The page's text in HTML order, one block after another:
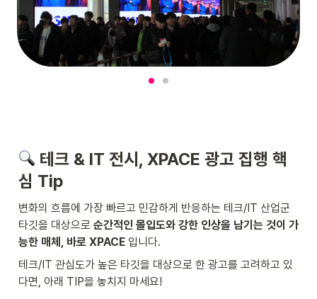
테크 & IT 전시, XPACE 광고 집행 핵
심 Tip
변화의 흐름에 가장 빠르고 민감하게 반응하는 테크/IT 산업군
타깃을 대상으로 순간적인 몰입도와 강한 인상을 남기는 것이 가
능한 매체, 바로 XPACE 입니다.
테크/IT 관심도가 높은 타깃을 대상으로 한 광고를 고려하고 있
다면, 아래 TIP을 놓치지 마세요!